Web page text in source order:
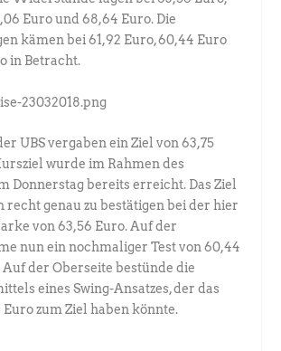
Euro und 68,64 Euro. Die
kämen bei 61,92 Euro, 60,44 Euro
in Betracht.
UBS vergaben ein Ziel von 63,75
wurde im Rahmen des
Donnerstag bereits erreicht. Das Ziel
recht genau zu bestätigen bei der hier
von 63,56 Euro. Auf der
nun ein nochmaliger Test von 60,44
Auf der Oberseite bestünde die
eines Swing-Ansatzes, der das
zum Ziel haben könnte.